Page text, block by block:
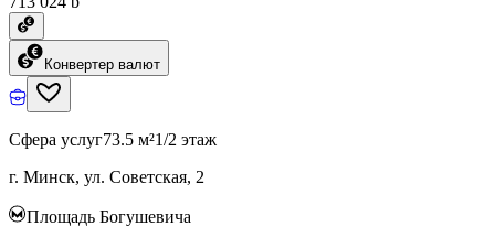
Конвертер валют
Сфера услуг73.5 м²1/2 этаж
г. Минск, ул. Советская, 2
Площадь Богушевича